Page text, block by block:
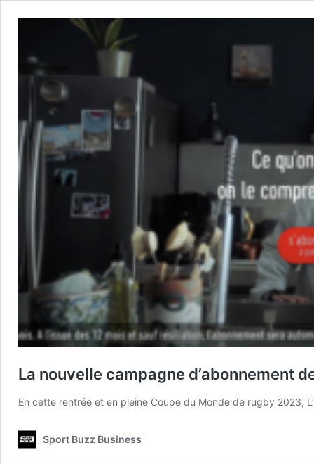
La nouvelle campagne d’abonnement
En cette rentrée et en pleine Coupe du Monde de rugby 2023,
Sport Buzz Business